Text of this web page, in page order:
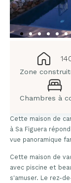
Zone
Chambres à
Cette maison de
à Sa Figuera
vue panoramique
Cette maison de
avec piscine et
s'amuser. Le rez-